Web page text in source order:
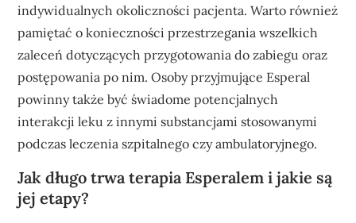
indywidualnych okoliczności pacjenta. Warto również
pamiętać o konieczności przestrzegania wszelkich
zaleceń dotyczących przygotowania do zabiegu oraz
postępowania po nim. Osoby przyjmujące Esperal
powinny także być świadome potencjalnych
interakcji leku z innymi substancjami stosowanymi
podczas leczenia szpitalnego czy ambulatoryjnego.
Jak długo trwa terapia Esperalem i jakie są
jej etapy?